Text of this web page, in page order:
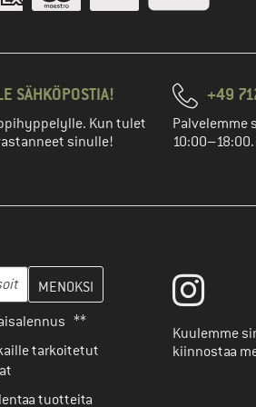
SÄHKÖPOSTIA!
Kun tulet
sinulle!
+49
Palvelemme
ja luo seuraavassa vaiheessa
**
tarkoitetut
tuotteita
Kuulemme
kiinnostaa